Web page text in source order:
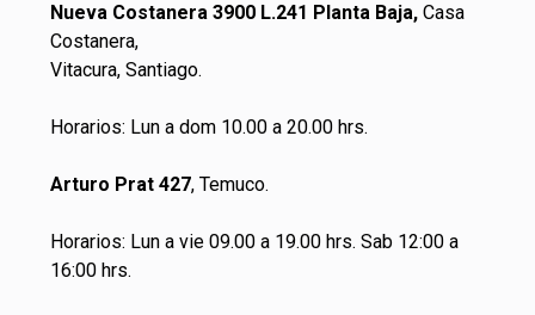
Nueva Costanera 3900 L.241 Planta Baja, Casa
Costanera,
Vitacura, Santiago.
Horarios: Lun a dom 10.00 a 20.00 hrs.
Arturo Prat 427, Temuco.
Horarios: Lun a vie 09.00 a 19.00 hrs. Sab 12:00 a
16:00 hrs.